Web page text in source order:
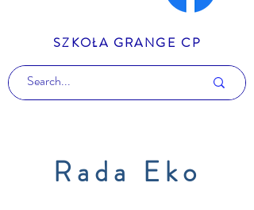
SZKOŁA GRANGE CP
Rada Eko